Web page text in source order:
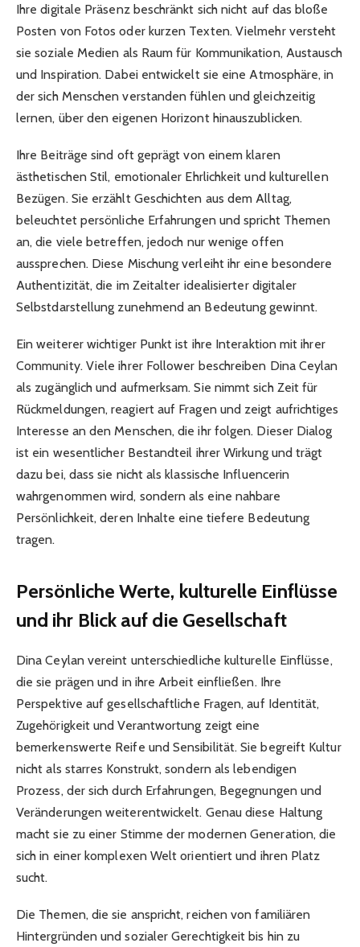
Ihre digitale Präsenz beschränkt sich nicht auf das bloße
Posten von Fotos oder kurzen Texten. Vielmehr versteht
sie soziale Medien als Raum für Kommunikation, Austausch
und Inspiration. Dabei entwickelt sie eine Atmosphäre, in
der sich Menschen verstanden fühlen und gleichzeitig
lernen, über den eigenen Horizont hinauszublicken.
Ihre Beiträge sind oft geprägt von einem klaren
ästhetischen Stil, emotionaler Ehrlichkeit und kulturellen
Bezügen. Sie erzählt Geschichten aus dem Alltag,
beleuchtet persönliche Erfahrungen und spricht Themen
an, die viele betreffen, jedoch nur wenige offen
aussprechen. Diese Mischung verleiht ihr eine besondere
Authentizität, die im Zeitalter idealisierter digitaler
Selbstdarstellung zunehmend an Bedeutung gewinnt.
Ein weiterer wichtiger Punkt ist ihre Interaktion mit ihrer
Community. Viele ihrer Follower beschreiben Dina Ceylan
als zugänglich und aufmerksam. Sie nimmt sich Zeit für
Rückmeldungen, reagiert auf Fragen und zeigt aufrichtiges
Interesse an den Menschen, die ihr folgen. Dieser Dialog
ist ein wesentlicher Bestandteil ihrer Wirkung und trägt
dazu bei, dass sie nicht als klassische Influencerin
wahrgenommen wird, sondern als eine nahbare
Persönlichkeit, deren Inhalte eine tiefere Bedeutung
tragen.
Persönliche Werte, kulturelle Einflüsse
und ihr Blick auf die Gesellschaft
Dina Ceylan vereint unterschiedliche kulturelle Einflüsse,
die sie prägen und in ihre Arbeit einfließen. Ihre
Perspektive auf gesellschaftliche Fragen, auf Identität,
Zugehörigkeit und Verantwortung zeigt eine
bemerkenswerte Reife und Sensibilität. Sie begreift Kultur
nicht als starres Konstrukt, sondern als lebendigen
Prozess, der sich durch Erfahrungen, Begegnungen und
Veränderungen weiterentwickelt. Genau diese Haltung
macht sie zu einer Stimme der modernen Generation, die
sich in einer komplexen Welt orientiert und ihren Platz
sucht.
Die Themen, die sie anspricht, reichen von familiären
Hintergründen und sozialer Gerechtigkeit bis hin zu